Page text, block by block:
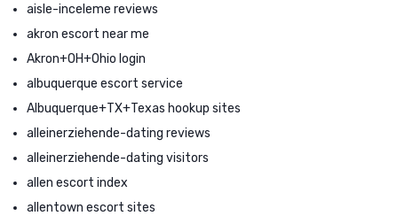
aisle-inceleme reviews
akron escort near me
Akron+OH+Ohio login
albuquerque escort service
Albuquerque+TX+Texas hookup sites
alleinerziehende-dating reviews
alleinerziehende-dating visitors
allen escort index
allentown escort sites